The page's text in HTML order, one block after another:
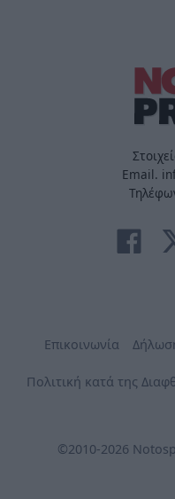
Email.
Επικοινωνία
Πολιτική κατά της
©2010-2026